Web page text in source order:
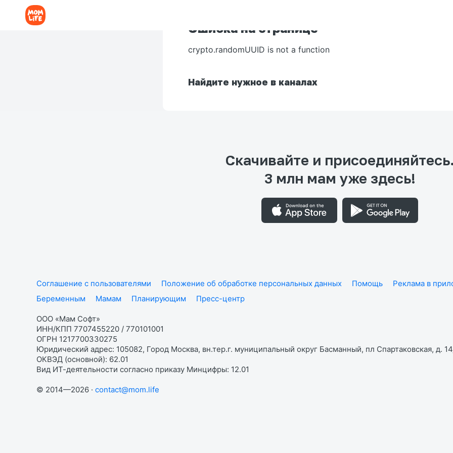
Ошибка на странице
crypto.randomUUID is not a function
Найдите нужное в каналах
Скачивайте и присоединяйтесь.
3 млн мам уже здесь!
Соглашение с пользователями Положение об обработке персональных данных Помощь Реклама в
Беременным
Мамам Планирующим Пресс-центр
ООО «Мам Софт»
ИНН/КПП 7707455220 / 770101001
ОГРН 1217700330275
Юридический адрес: 105082, Город Москва, вн.тер.г. муниципальный округ Басманный, пл Спартаковская, д.
ОКВЭД (основной): 62.01
Вид ИТ-деятельности согласно приказу Минцифры: 12.01
© 2014—2026 · contact@mom.life